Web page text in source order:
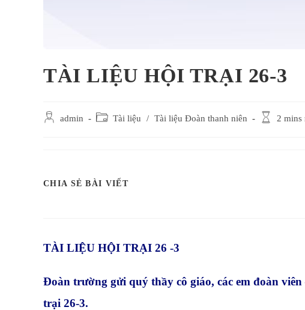
TÀI LIỆU HỘI TRẠI 26-3
Post
admin
Post Tài liệu / Tài liệu Đoàn thanh niên
Reading2 mins
CHIA SẺ BÀI VIẾTSHARE
TÀI LIỆU HỘI TRẠI 26 -3
Đoàn trường gửi quý thầy cô giáo, các em đoàn
trại 26-3.